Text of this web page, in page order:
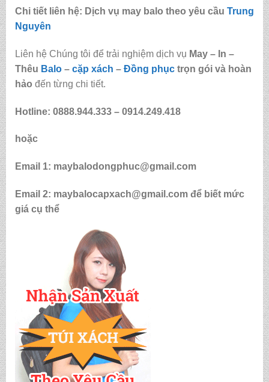
Chi tiết liên hệ: Dịch vụ may balo theo yêu cầu Trung
Nguyên
Liên hệ Chúng tôi để trải nghiệm dịch vụ May – In –
Thêu Balo– cặp xách – Đồng phụctrọn gói và hoàn
hảo đến từng chi tiết.
Hotline: 0888.944.333 – 0914.249.418
hoặc
Email 1: maybalodongphuc@gmail.com
Email 2: maybalocapxach@gmail.com để biết mức
giá cụ thể